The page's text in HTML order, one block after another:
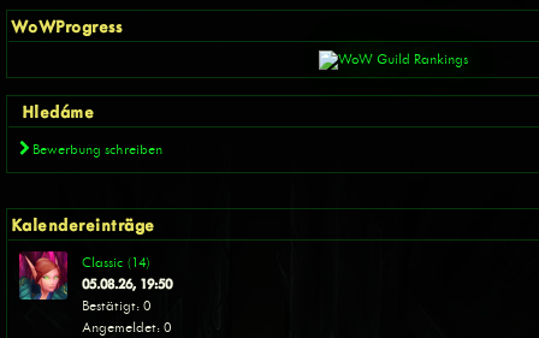
WoWProgress
Hledáme
Bewerbung schreiben
Kalendereinträge
Classic (14)
05.08.26, 19:50
Bestätigt: 0
Angemeldet: 0